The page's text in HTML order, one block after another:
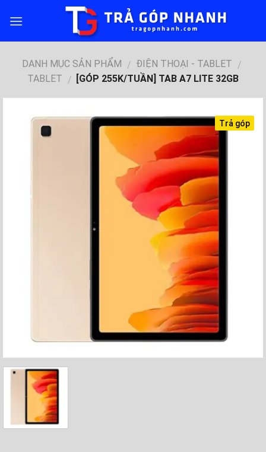
DANH MỤC SẢN PHẨM / ĐIỆN THOẠI - TABLET /
TABLET / [GÓP 255K/TUẦN] TAB A7 LITE 32GB
Trả góp